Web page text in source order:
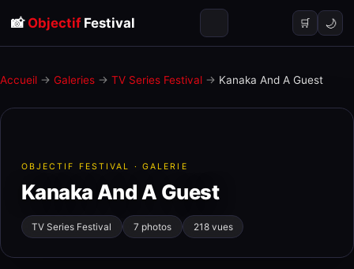
📸 ObjectifFestival 🛒 🌙
Accueil → Galeries → TV Series Festival → Kanaka And A Guest
OBJECTIF FESTIVAL · GALERIE
Kanaka And A Guest
TV Series Festival 7 photos 218 vues